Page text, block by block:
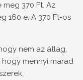
370 Ft. Az
160 e. A 370 Ft-os
nem az átlag,
mennyi marad